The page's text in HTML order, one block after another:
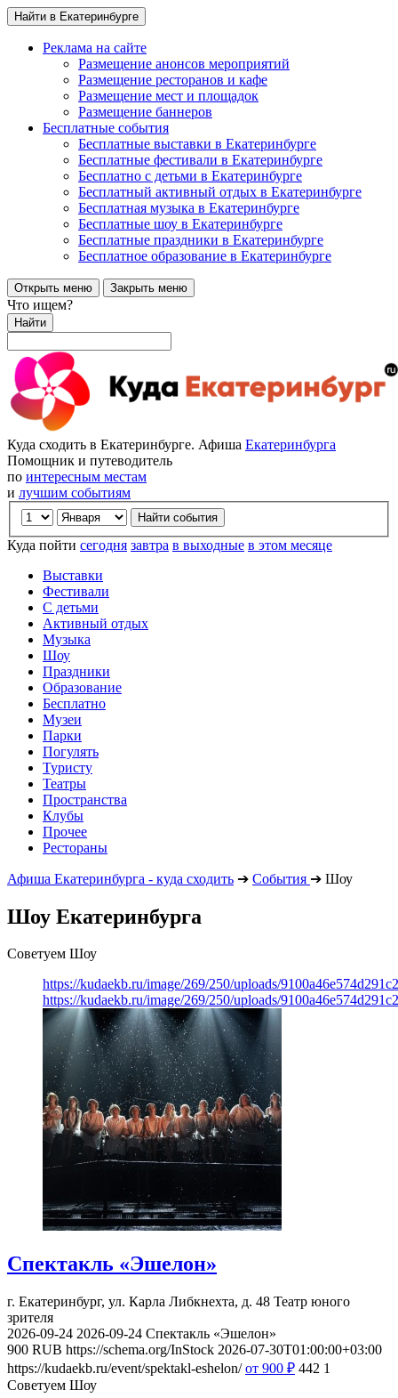
Найти в Екатеринбурге
Реклама на сайте
Размещение анонсов мероприятий
Размещение ресторанов и кафе
Размещение мест и площадок
Размещение баннеров
Бесплатные события
Бесплатные выставки в Екатеринбурге
Бесплатные фестивали в Екатеринбурге
Бесплатно с детьми в Екатеринбурге
Бесплатный активный отдых в Екатеринбурге
Бесплатная музыка в Екатеринбурге
Бесплатные шоу в Екатеринбурге
Бесплатные праздники в Екатеринбурге
Бесплатное образование в Екатеринбурге
Открыть меню Закрыть меню
Что ищем?
Найти
Куда сходить в Екатеринбурге. Афиша Екатеринбурга
Помощник и путеводитель
по интересным местам
и лучшим событиям
Куда пойти сегодня завтра в выходные в этом месяце
Выставки
Фестивали
С детьми
Активный отдых
Музыка
Шоу
Праздники
Образование
Бесплатно
Музеи
Парки
Погулять
Туристу
Театры
Пространства
Клубы
Прочее
Рестораны
Афиша Екатеринбурга - куда сходить ➔ События ➔ Шоу
Шоу Екатеринбурга
Советуем Шоу
https://kudaekb.ru/image/269/250/uploads/
https://kudaekb.ru/image/269/250/uploads/
Спектакль «Эшелон»
г. Екатеринбург, ул. Карла Либкнехта, д. 48 Театр юного
зрителя
2026-09-24 2026-09-24 Спектакль «Эшелон»
900 RUB https://schema.org/InStock 2026-07-30T01:00:00+03:00
https://kudaekb.ru/event/spektakl-eshelon/ от 900 ₽ 442 1
Советуем Шоу